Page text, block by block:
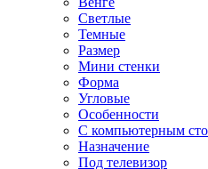
Светлые
Темные
Размер
Мини стенки
Форма
Угловые
Особенности
С компьютерным
Назначение
Под телевизор